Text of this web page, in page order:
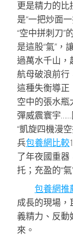
更是精力的比
是“一把炒面
“空中拼刺刀”
是這股“氣”，
過萬水千山，
航母破浪前行
這種失衡導正
空中的張水瓶
彈威震寰宇……
“凱旋四機漫
兵包養網比較
了年夜國重器
托；充盈的“
包養網推
成長的現場，
義精力、反
來。